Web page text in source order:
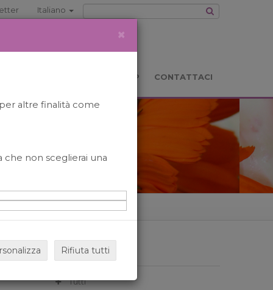
Italiano
BOOKSHOP CONTATTACI
ARCHIVIO
Tutti
×
altre finalità come
che non sceglierai una
Rifiuta tutti